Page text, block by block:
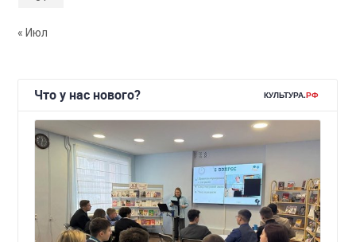
« Июл